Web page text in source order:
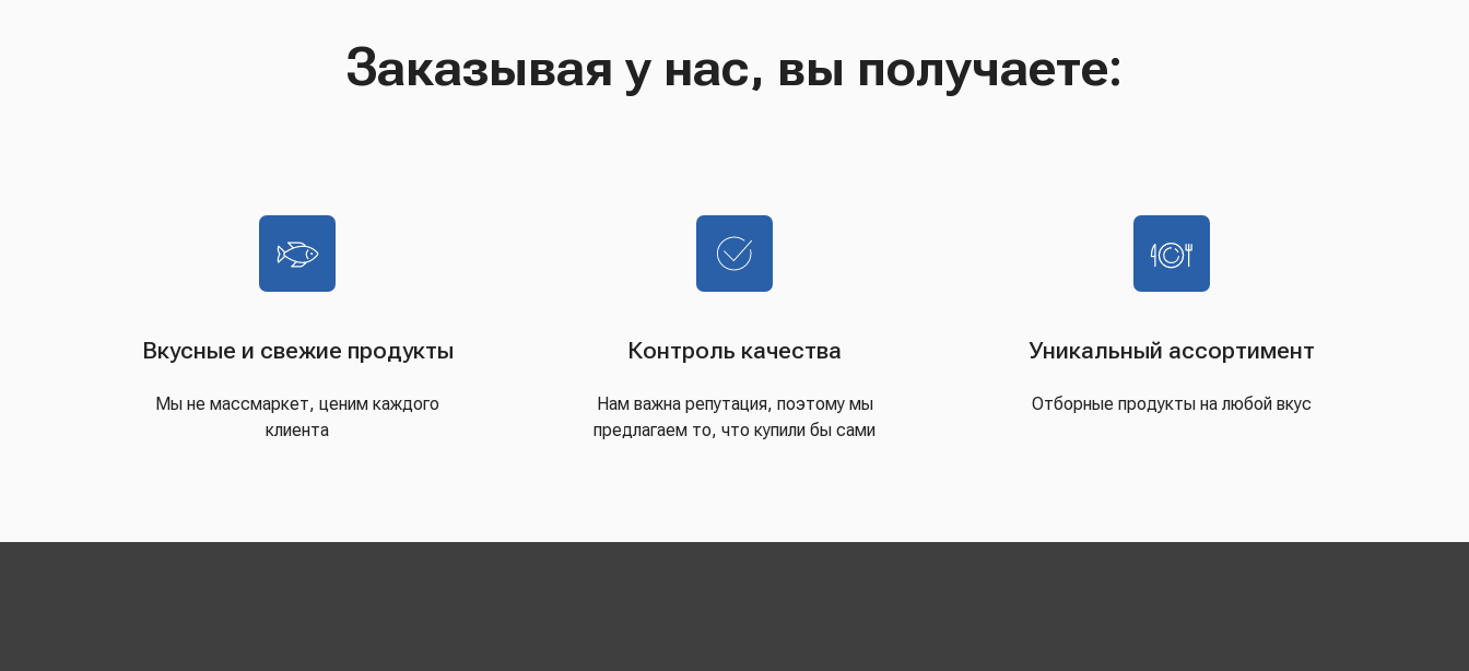
Заказывая у нас, вы получаете:
Вкусные и свежие продукты
Мы не массмаркет, ценим каждого
клиента
Контроль качества
Нам важна репутация, поэтому мы
предлагаем то, что купили бы сами
Уникальный ассортимент
Отборные продукты на любой вкус